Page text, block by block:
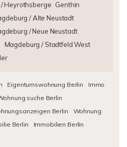
Heyrothsberge Genthin
/ Alte Neustadt
/ Neue Neustadt
Magdeburg / Stadtfeld West
Eigentumswohnung Berlin
Immo
suche Berlin
Berlin
Wohnung
Berlin
Immobilien Berlin